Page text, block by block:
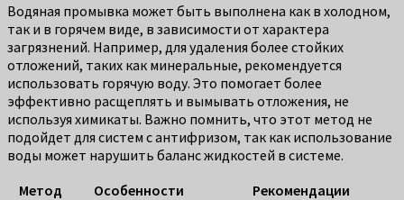
Водяная промывка может быть выполнена как в холодном,
так и в горячем виде, в зависимости от характера
загрязнений. Например, для удаления более стойких
отложений, таких как минеральные, рекомендуется
использовать горячую воду. Это помогает более
эффективно расщеплять и вымывать отложения, не
используя химикаты. Важно помнить, что этот метод не
подойдет для систем с антифризом, так как использование
воды может нарушить баланс жидкостей в системе.
Метод
Особенности
Рекомендации